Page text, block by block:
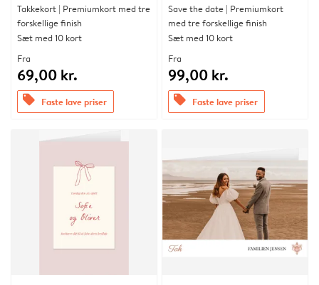
Takkekort | Premiumkort med tre
forskellige finish
Sæt med 10 kort
Fra
69,00 kr.
offers Faste lave priser
Save the date | Premiumkort
med tre forskellige finish
Sæt med 10 kort
Fra
99,00 kr.
offers Faste lave priser